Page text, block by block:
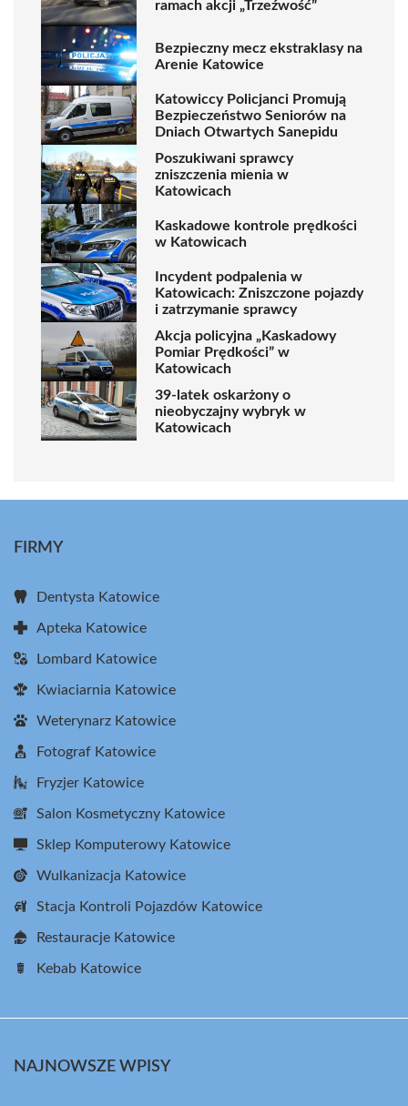
ramach akcji „Trzeźwość”
Bezpieczny mecz ekstraklasy na
Arenie Katowice
Katowiccy Policjanci Promują
Bezpieczeństwo Seniorów na
Dniach Otwartych Sanepidu
Poszukiwani sprawcy
zniszczenia mienia w
Katowicach
Kaskadowe kontrole prędkości
w Katowicach
Incydent podpalenia w
Katowicach: Zniszczone pojazdy
i zatrzymanie sprawcy
Akcja policyjna „Kaskadowy
Pomiar Prędkości” w
Katowicach
39-latek oskarżony o
nieobyczajny wybryk w
Katowicach
FIRMY
Dentysta Katowice
Apteka Katowice
Lombard Katowice
Kwiaciarnia Katowice
Weterynarz Katowice
Fotograf Katowice
Fryzjer Katowice
Salon Kosmetyczny Katowice
Sklep Komputerowy Katowice
Wulkanizacja Katowice
Stacja Kontroli Pojazdów Katowice
Restauracje Katowice
Kebab Katowice
NAJNOWSZE WPISY